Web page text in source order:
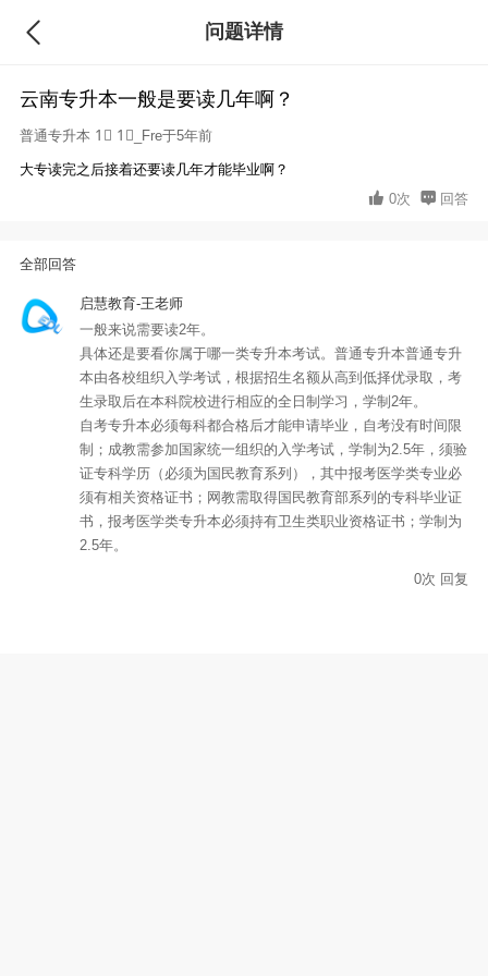
问题详情
云南专升本一般是要读几年啊？
普通专升本 1⃣ 1⃣_Fre于5年前
大专读完之后接着还要读几年才能毕业啊？
0次
回答
全部回答
启慧教育-王老师
一般来说需要读2年。
具体还是要看你属于哪一类专升本考试。普通专升本普通专升
本由各校组织入学考试，根据招生名额从高到低择优录取，考
生录取后在本科院校进行相应的全日制学习，学制2年。
自考专升本必须每科都合格后才能申请毕业，自考没有时间限
制；成教需参加国家统一组织的入学考试，学制为2.5年，须验
证专科学历（必须为国民教育系列），其中报考医学类专业必
须有相关资格证书；网教需取得国民教育部系列的专科毕业证
书，报考医学类专升本必须持有卫生类职业资格证书；学制为
2.5年。
0次 回复